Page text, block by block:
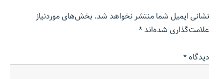
نشانی ایمیل شما منتشر نخواهد شد.بخش‌های موردنیاز
علامت‌گذاری شده‌اند*
دیدگاه*